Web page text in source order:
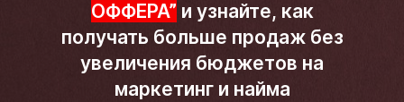
ОФФЕРА” и узнайте, как
получать больше продаж без
увеличения бюджетов на
маркетинг и найма